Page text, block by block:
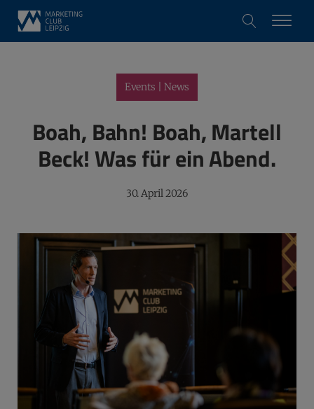
Events | News
Boah, Bahn! Boah, Martell
Beck! Was für ein Abend.
30. April 2026